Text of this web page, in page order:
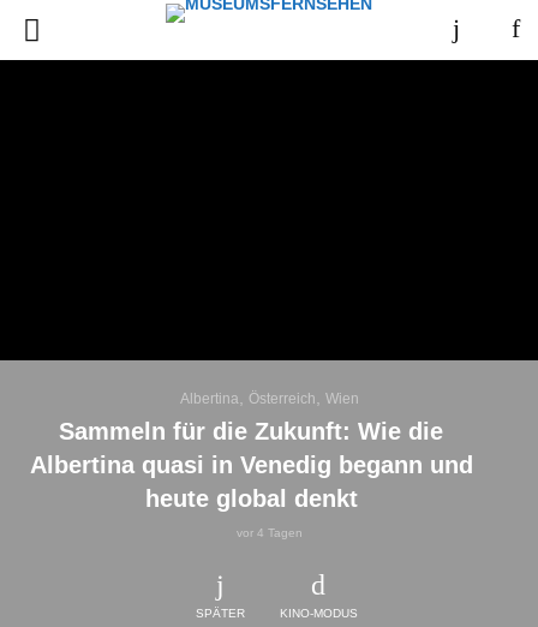
Albertina Österreich Wien
Sammeln für die Zukunft: Wie die
Albertina quasi in Venedig begann und
heute global denkt
vor 4 Tagen
SPÄTER
KINO-MODUS